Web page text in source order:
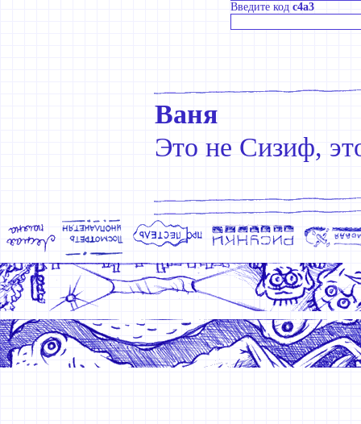
Введите код c4a3
Ваня
Это не Сизиф,